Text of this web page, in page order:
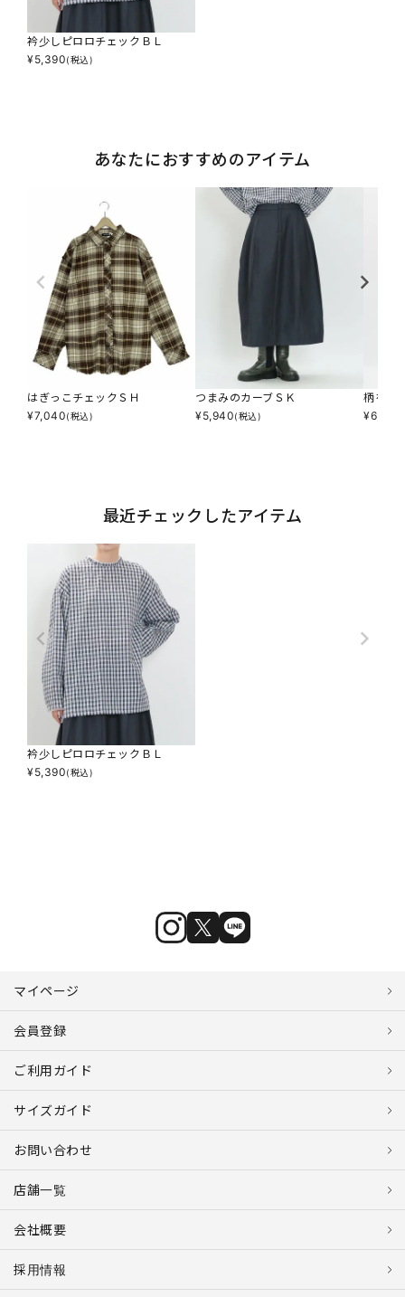
衿少しピロロチェックＢＬ
¥5,390(税込)
あなたにおすすめのアイテム
はぎっこチェックＳＨ
¥7,040(税込)
つまみのカーブＳＫ
¥5,940(税込)
柄を切
¥6,853
最近チェックしたアイテム
衿少しピロロチェックＢＬ
¥5,390(税込)
マイページ
会員登録
ご利用ガイド
サイズガイド
お問い合わせ
店舗一覧
会社概要
採用情報